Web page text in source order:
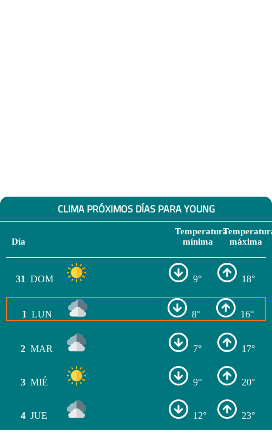
CLIMA PRÓXIMOS DÍAS PARA YOUNG
Día
Temperatura
mínima
máxima
31 DOM 9° 18°
1 LUN 8° 16°
2 MAR 7° 17°
3 MIÉ 9° 20°
4 JUE 12° 23°